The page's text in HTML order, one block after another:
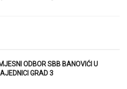
ODBOR SBB BANOVIĆI U
GRAD 3